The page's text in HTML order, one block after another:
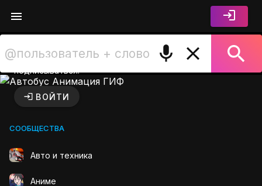
комментировать и
подписываться.
ВОЙТИ
СООБЩЕСТВА
Авто и техника
Аниме
Автобус Анимация ГИФ на